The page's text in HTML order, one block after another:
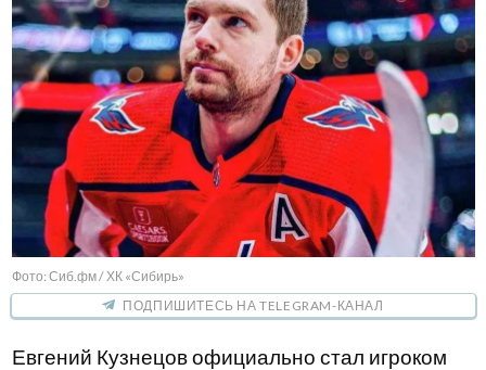
Фото: Сиб.фм / ХК «Сибирь»
ПОДПИШИТЕСЬ НА TELEGRAM-КАНАЛ
Евгений Кузнецов официально стал игроком